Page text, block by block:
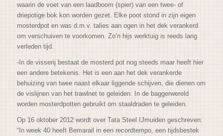
waarin de voet van een laadboom (spier) van een twee- of
driepotige bok kon worden gezet. Elke poot stond in zijn eigen
mosterdpot en was d.m.v. talies aan ogen in het dek verankerd
om verschuiven te voorkomen. Zo’n hijs werktuig is reeds lang
verleden tijd.
-In de visserij bestaat de mosterd pot nog steeds maar heeft hier
een andere betekenis. Het is een aan het dek verankerde
behuizing van twee naast elkaar liggende schijven, die dienen om
de vislijnen van het trawlnet te geleiden. In de baggerwereld
worden mosterdpotten gebruikt om staaldraden te geleiden.
Op 16 oktober 2012 wordt over Tata Steel IJmuiden geschreven:
“In week 40 heeft Bemarail in een recordtempo, een tijdsbestek